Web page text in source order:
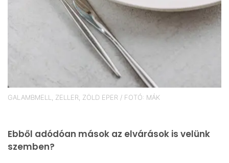
GALAMBMELL, ZELLER, ZÖLD EPER / FOTÓ: MÁK
Ebből adódóan mások az elvárások is velünk
szemben?